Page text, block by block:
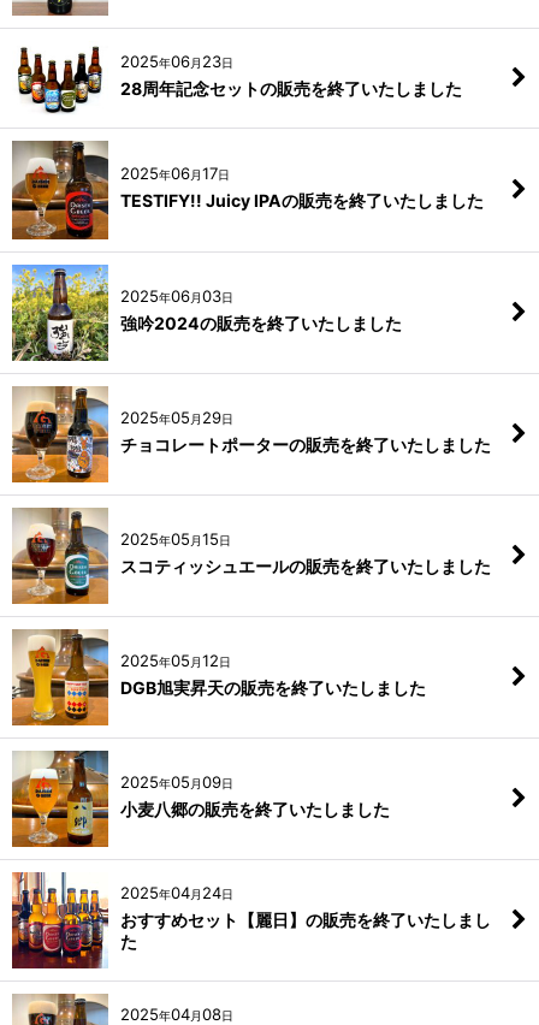
2025年06月 23日
28周年記念セットの販売を終了いたしました
2025年06月17日
TESTIFY!! Juicy IPAの販売を終了いたしました
2025年06月03日
強吟2024の販売を終了いたしました
2025年05 月 29日
チョコレートポーターの販売を終了いたしました
2025年05 月15日
スコティッシュエールの販売を終了いたしました
2025年05 月12日
DGB旭実昇天の販売を終了いたしました
2025年05 月09日
小麦八郷の販売を終了いたしました
2025年04月 24日
おすすめセット【麗日】の販売を終了いたしまし
た
2025年04月08日